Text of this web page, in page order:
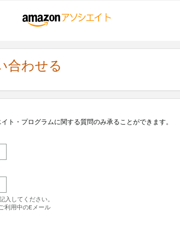
合わせる
ト・プログラムに関する質問のみ承ることができます。
してください。
利用中のEメール